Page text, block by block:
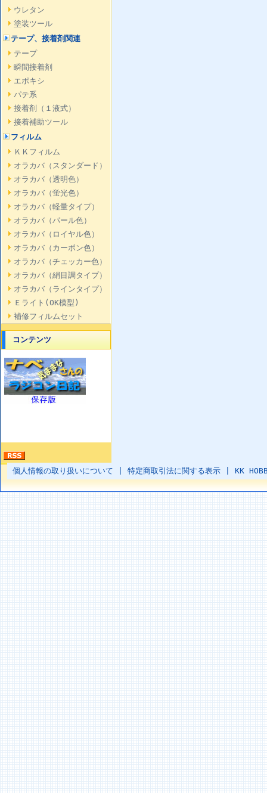
ウレタン
塗装ツール
テープ、接着剤関連
テープ
瞬間接着剤
エポキシ
パテ系
接着剤（１液式）
接着補助ツール
フィルム
ＫＫフィルム
オラカバ（スタンダード）
オラカバ（透明色）
オラカバ（蛍光色）
オラカバ（軽量タイプ）
オラカバ（パール色）
オラカバ（ロイヤル色）
オラカバ（カーボン色）
オラカバ（チェッカー色）
オラカバ（絹目調タイプ）
オラカバ（ラインタイプ）
Ｅライト(OK模型)
補修フィルムセット
コンテンツ
個人情報の取り扱いについて 特定商取引法に関する表示 KK